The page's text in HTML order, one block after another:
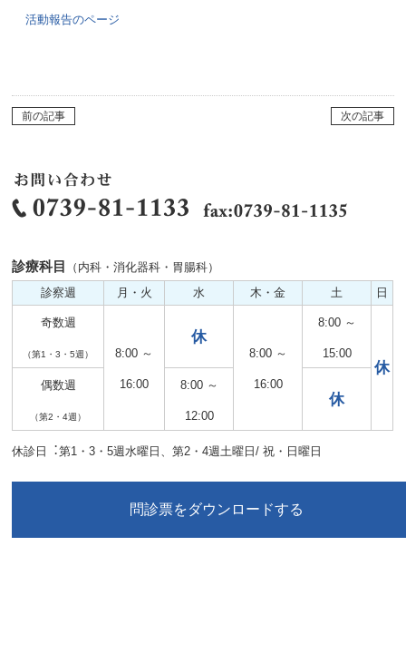
活動報告のページ
前の記事 次の記事
診療科目
（内科・消化器科・胃腸科）
診察週
月・火 水 木・金 土 日
奇数週
（第1・3・5週） 8:00 ～
16:00
休
8:00 ～
16:00
8:00 ～
15:00
休
偶数週
（第2・4週）
8:00 ～
12:00
休
休診日︓第1・3・5週水曜日、第2・4週土曜日/ 祝・日曜日
問診票をダウンロードする